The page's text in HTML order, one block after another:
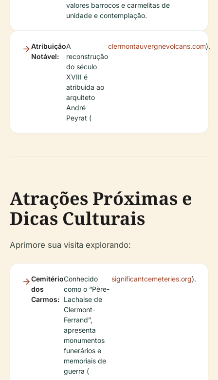
valores barrocos e carmelitas de
unidade e contemplação.
Atribuição
Notável:
A
reconstrução
do século
XVIII é
atribuída ao
arquiteto
André
Peyrat (
clermontauvergnevolcans.com).
Atrações Próximas e
Dicas Culturais
Aprimore sua visita explorando:
Cemitério
dos
Carmos:
Conhecido
como o “Père-
Lachaise de
Clermont-
Ferrand”,
apresenta
monumentos
funerários e
memoriais de
guerra (
significantcemeteries.org).